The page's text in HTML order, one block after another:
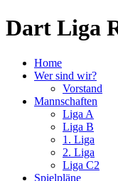
Dart Liga
Home
Wer sind wir?
Vorstand
Mannschaften
Liga A
Liga B
1. Liga
2. Liga
Liga C2
Spielpläne